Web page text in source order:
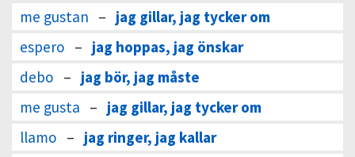
me gustan – jag gillar, jag tycker om
espero – jag hoppas, jag önskar
debo – jag bör, jag måste
me gusta – jag gillar, jag tycker om
llamo – jag ringer, jag kallar